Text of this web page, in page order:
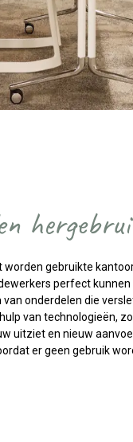
gebruikte
perfect kunnen
onderdelen die
van technologieën,
uitziet en nieuw
er geen gebruik